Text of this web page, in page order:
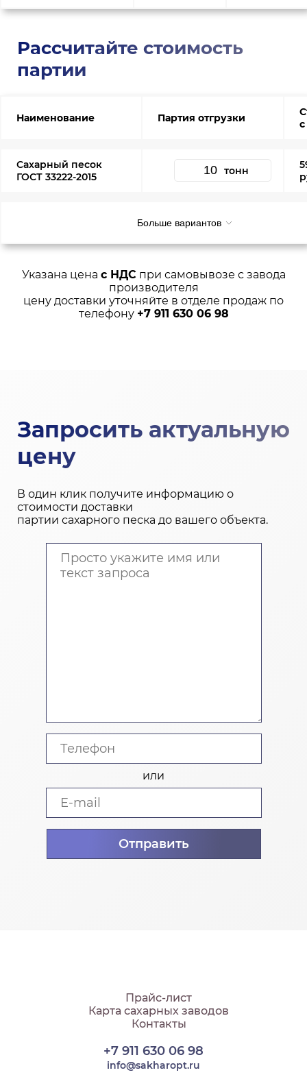
Рассчитайте стоимость
партии
Наименование Партия отгрузки
Сахарный песок
ГОСТ 33222-2015
тонн
Больше вариантов
Указана цена с НДС при самовывозе с завода
производителя
цену доставки уточняйте в отделе продаж по
телефону +7 911 630 06 98
Запросить актуальную
цену
В один клик получите информацию о
стоимости доставки
партии сахарного песка до вашего объекта.
или
Прайс-лист
Карта сахарных заводов
Контакты
+7 911 630 06 98
info@sakharopt.ru